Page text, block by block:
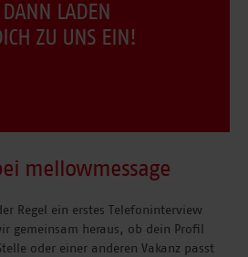
LADEN
ZU UNS EIN!
mellowmessage
Regel ein erstes Telefoninterview
gemeinsam heraus, ob dein Profil
oder einer anderen Vakanz passt